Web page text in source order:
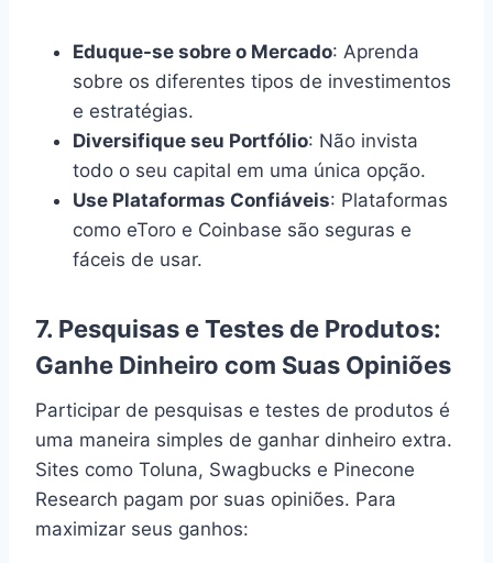
Eduque-se sobre o Mercado: Aprenda
sobre os diferentes tipos de investimentos
e estratégias.
Diversifique seu Portfólio: Não invista
todo o seu capital em uma única opção.
Use Plataformas Confiáveis: Plataformas
como eToro e Coinbase são seguras e
fáceis de usar.
7. Pesquisas e Testes de Produtos:
Ganhe Dinheiro com Suas Opiniões
Participar de pesquisas e testes de produtos é
uma maneira simples de ganhar dinheiro extra.
Sites como Toluna, Swagbucks e Pinecone
Research pagam por suas opiniões. Para
maximizar seus ganhos: